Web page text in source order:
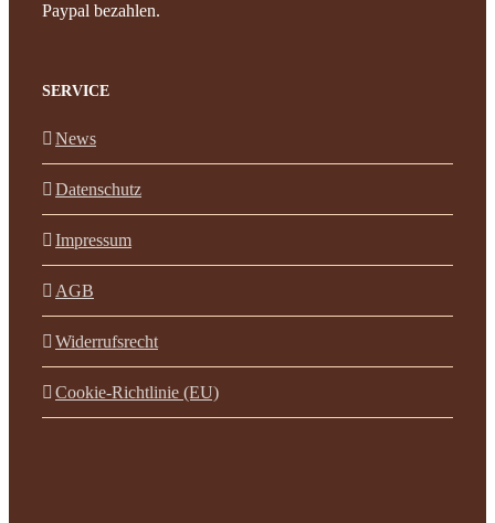
Paypal bezahlen.
SERVICE
News
Datenschutz
Impressum
AGB
Widerrufsrecht
Cookie-Richtlinie (EU)